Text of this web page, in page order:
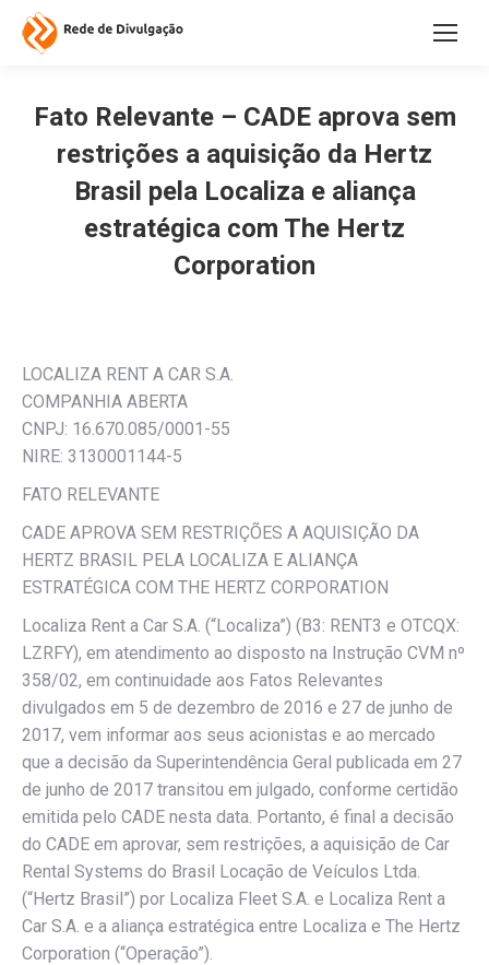
Fato Relevante – CADE aprova sem
restrições a aquisição da Hertz
Brasil pela Localiza e aliança
estratégica com The Hertz
Corporation
LOCALIZA RENT A CAR S.A.
COMPANHIA ABERTA
CNPJ: 16.670.085/0001-55
NIRE: 3130001144-5
FATO RELEVANTE
CADE APROVA SEM RESTRIÇÕES A AQUISIÇÃO DA
HERTZ BRASIL PELA LOCALIZA E ALIANÇA
ESTRATÉGICA COM THE HERTZ CORPORATION
Localiza Rent a Car S.A. (“Localiza”) (B3: RENT3 e OTCQX:
LZRFY), em atendimento ao disposto na Instrução CVM nº
358/02, em continuidade aos Fatos Relevantes
divulgados em 5 de dezembro de 2016 e 27 de junho de
2017, vem informar aos seus acionistas e ao mercado
que a decisão da Superintendência Geral publicada em 27
de junho de 2017 transitou em julgado, conforme certidão
emitida pelo CADE nesta data. Portanto, é final a decisão
do CADE em aprovar, sem restrições, a aquisição de Car
Rental Systems do Brasil Locação de Veículos Ltda.
(“Hertz Brasil”) por Localiza Fleet S.A. e Localiza Rent a
Car S.A. e a aliança estratégica entre Localiza e The Hertz
Corporation (“Operação”).